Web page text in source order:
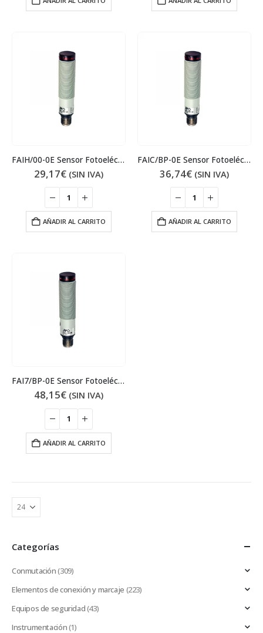
FAIH/00-0E Sensor Fotoeléctrico
29,17€ (SIN IVA)
AÑADIR AL CARRITO
FAIC/BP-0E Sensor Fotoeléctrico
36,74€ (SIN IVA)
AÑADIR AL CARRITO
FAI7/BP-0E Sensor Fotoeléctrico
48,15€ (SIN IVA)
AÑADIR AL CARRITO
Categorías
Conmutación(309)
Elementos de conexión y marcaje (223)
Equipos de seguridad(43)
Instrumentación(1)